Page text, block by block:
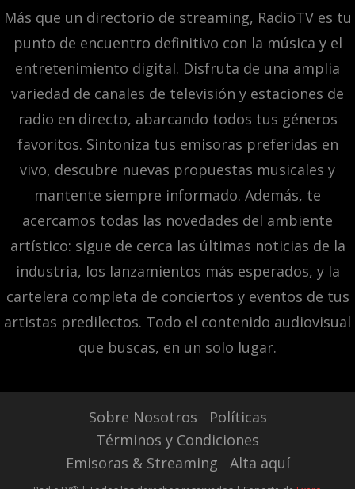
Más que un directorio de streaming, RadioTV es tu
punto de encuentro definitivo con la música y el
entretenimiento digital. Disfruta de una amplia
variedad de canales de televisión y estaciones de
radio en directo, abarcando todos tus géneros
favoritos. Sintoniza tus emisoras preferidas en
vivo, descubre nuevas propuestas musicales y
mantente siempre informado. Además, te
acercamos todas las novedades del ambiente
artístico: sigue de cerca las últimas noticias de la
industria, los lanzamientos más esperados, y la
cartelera completa de conciertos y eventos de tus
artistas predilectos. Todo el contenido audiovisual
que buscas, en un solo lugar.
Sobre Nosotros
Políticas
Términos y Condiciones
Emisoras & Streaming
Alta aquí